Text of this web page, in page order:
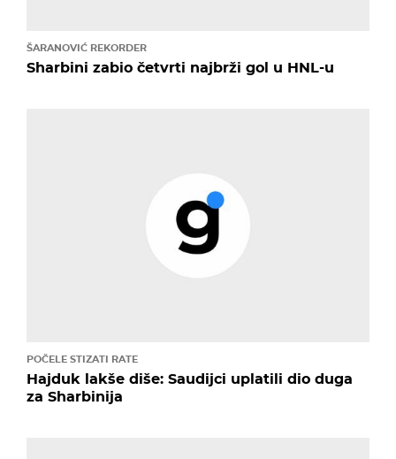
ŠARANOVIĆ REKORDER
Sharbini zabio četvrti najbrži gol u HNL-u
POČELE STIZATI RATE
Hajduk lakše diše: Saudijci uplatili dio duga
za Sharbinija